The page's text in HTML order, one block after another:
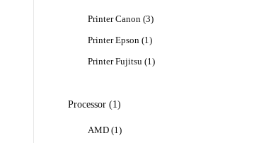
Printer Canon 33
Printer Epson 11
Printer Fujitsu 11
Processor 11
AMD 11